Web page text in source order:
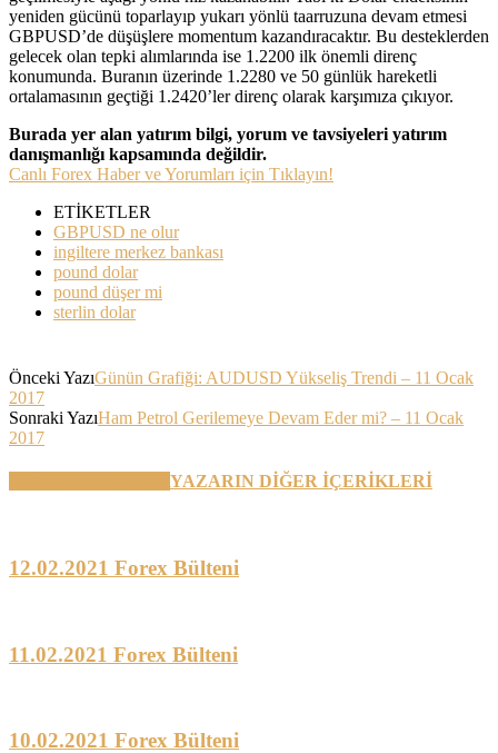
yeniden gücünü toparlayıp yukarı yönlü taarruzuna devam etmesi
GBPUSD’de düşüşlere momentum kazandıracaktır. Bu desteklerden
gelecek olan tepki alımlarında ise 1.2200 ilk önemli direnç
konumunda. Buranın üzerinde 1.2280 ve 50 günlük hareketli
ortalamasının geçtiği 1.2420’ler direnç olarak karşımıza çıkıyor.
Burada yer alan yatırım bilgi, yorum ve tavsiyeleri yatırım
danışmanlığı kapsamında değildir.
Canlı Forex Haber ve Yorumları için Tıklayın!
ETİKETLER
GBPUSD ne olur
ingiltere merkez bankası
pound dolar
pound düşer mi
sterlin dolar
Önceki YazıGünün Grafiği: AUDUSD Yükseliş Trendi – 11 Ocak
2017
Sonraki YazıHam Petrol Gerilemeye Devam Eder mi? – 11 Ocak
2017
YAZARIN DİĞER İÇERİKLERİ
12.02.2021 Forex Bülteni
11.02.2021 Forex Bülteni
10.02.2021 Forex Bülteni